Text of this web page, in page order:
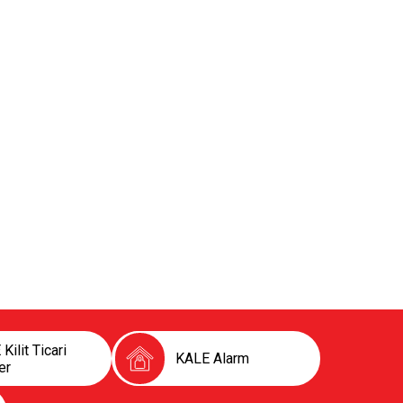
Kilit Ticari
KALE Alarm